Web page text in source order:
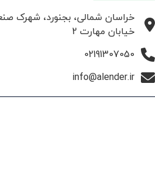
خراسان شمالی، بجنورد، شهرک
خیابان مهارت 2
02191307050
info@alender.ir